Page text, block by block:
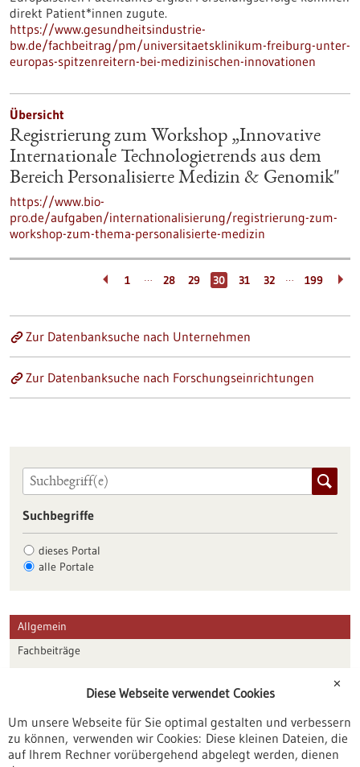
direkt Patient*innen zugute.
https://www.gesundheitsindustrie-
bw.de/fachbeitrag/pm/universitaetsklinikum-freiburg-unter-
europas-spitzenreitern-bei-medizinischen-innovationen
Übersicht
Registrierung zum Workshop „Innovative
Internationale Technologietrends aus dem
Bereich Personalisierte Medizin & Genomik"
https://www.bio-
pro.de/aufgaben/internationalisierung/registrierung-zum-
workshop-zum-thema-personalisierte-medizin
1 … 28 29 30 31 32 … 199
Zur Datenbanksuche nach Unternehmen
Zur Datenbanksuche nach Forschungseinrichtungen
Suchbegriffe
dieses Portal
alle Portale
Allgemein
Fachbeiträge
Veranstaltungen
Erscheinungsdatum
✕
Diese Webseite verwendet Cookies
Um unsere Webseite für Sie optimal gestalten und verbessern
zu können, verwenden wir Cookies: Diese kleinen Dateien, die
auf Ihrem Rechner vorübergehend abgelegt werden, dienen